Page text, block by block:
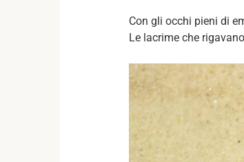
Con gli occhi pieni di
Le lacrime che